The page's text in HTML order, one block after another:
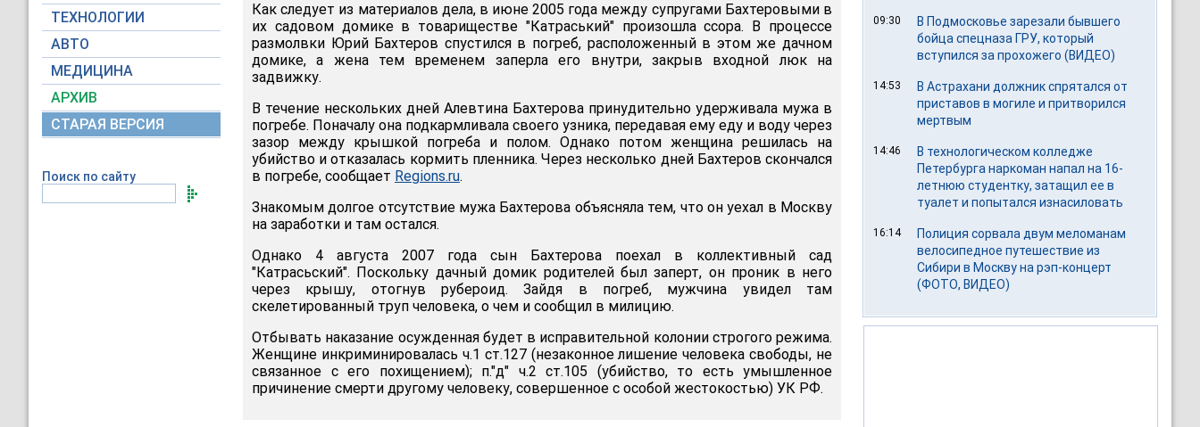
ТЕХНОЛОГИИ
АВТО
МЕДИЦИНА
АРХИВ
СТАРАЯ ВЕРСИЯ
Поиск по сайту
Как следует из материалов дела, в июне 2005 года между супругами Бахтеровыми в
их садовом домике в товариществе "Катраський" произошла ссора. В процессе
размолвки Юрий Бахтеров спустился в погреб, расположенный в этом же дачном
домике, а жена тем временем заперла его внутри, закрыв входной люк на
задвижку.
В течение нескольких дней Алевтина Бахтерова принудительно удерживала мужа в
погребе. Поначалу она подкармливала своего узника, передавая ему еду и воду через
зазор между крышкой погреба и полом. Однако потом женщина решилась на
убийство и отказалась кормить пленника. Через несколько дней Бахтеров скончался
в погребе, сообщает Regions.ru.
Знакомым долгое отсутствие мужа Бахтерова объясняла тем, что он уехал в Москву
на заработки и там остался.
Однако 4 августа 2007 года сын Бахтерова поехал в коллективный сад
"Катрасьский". Поскольку дачный домик родителей был заперт, он проник в него
через крышу, отогнув рубероид. Зайдя в погреб, мужчина увидел там
скелетированный труп человека, о чем и сообщил в милицию.
Отбывать наказание осужденная будет в исправительной колонии строгого режима.
Женщине инкриминировалась ч.1 ст.127 (незаконное лишение человека свободы, не
связанное с его похищением); п."д" ч.2 ст.105 (убийство, то есть умышленное
причинение смерти другому человеку, совершенное с особой жестокостью) УК РФ.
09:30
В Подмосковье зарезали бывшего
бойца спецназа ГРУ, который
вступился за прохожего (ВИДЕО)
14:53
В Астрахани должник спрятался от
приставов в могиле и притворился
мертвым
14:46
В технологическом колледже
Петербурга наркоман напал на 16-
летнюю студентку, затащил ее в
туалет и попытался изнасиловать
16:14
Полиция сорвала двум меломанам
велосипедное путешествие из
Сибири в Москву на рэп-концерт
(ФОТО, ВИДЕО)